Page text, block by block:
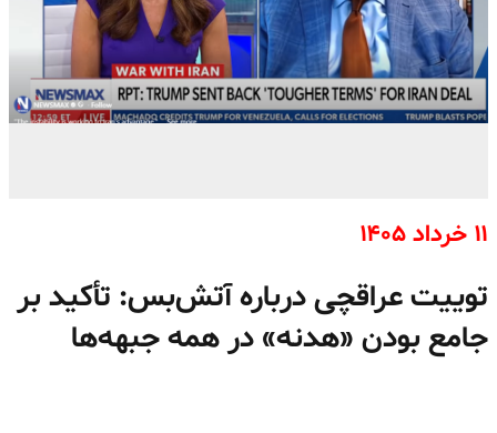
۱۱ خرداد ۱۴۰۵
توییت عراقچی درباره آتش‌بس: تأکید بر
جامع بودن «هدنه» در همه جبهه‌ها